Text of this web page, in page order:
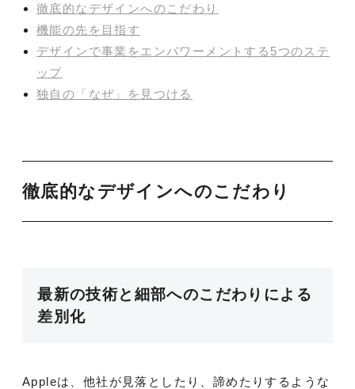
徹底的なデザインへのこだわり
機能の先を目指す
デザインで事業をエンパワーメントする5つのステ
ップ
独自の「なぜ」を見つける
徹底的なデザインへのこだわり
最新の技術と細部へのこだわりによる
差別化
Appleは、他社が見落としたり、諦めたりするような